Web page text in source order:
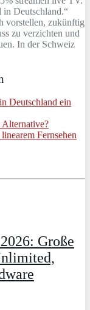
Deutschland.“
vorstellen, zukünftig
zu verzichten und
In der Schweiz
Deutschland ein
Fernsehen
Große